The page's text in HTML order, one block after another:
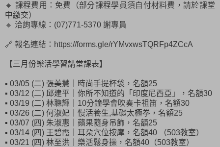
🔸 課程費用：免費（部分課程學員須自付材料費，請於課堂
中繳交）
🔸 洽詢專線：(07)771-5370 謝專員
🔗 報名連結：https://forms.gle/rYMvxwsTQRFp4ZCcA
【三月份樂活學習講堂課表】
▪ 03/05 (二) 張美慧｜時尚手提杯袋，名額25
▪ 03/12 (二) 邱建平｜你所不知道的「印度尼西亞」，名額30
▪ 03/19 (二) 林聰輝｜10分鐘學會吹奏卡祖笛，名額30
▪ 03/26 (二) 何淑妃｜慢活養生,基礎太極拳，名額25
▪ 03/07 (四) 朱淑惠｜蘋果隨身吊飾，名額25
▪ 03/14 (四) 王碧霞｜耳朶穴位按摩，名額40 （503教室）
▪ 03/21 (四) 林至洪｜樂活鬆身操，名額40（503教室）